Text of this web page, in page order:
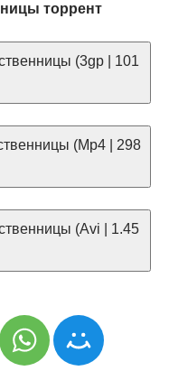
торрент
(3gp | 101
(Mp4 | 298
(Avi | 1.45